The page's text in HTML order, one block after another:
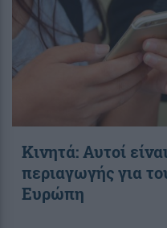
Κινητά: Αυτοί
περιαγωγής για
Ευρώπη